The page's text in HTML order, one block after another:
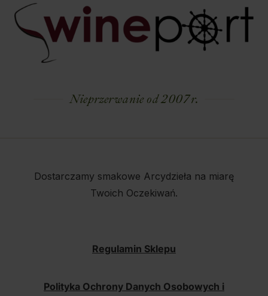
Nieprzerwanie od 2007 r.
Dostarczamy smakowe Arcydzieła na miarę
Twoich Oczekiwań.
Regulamin Sklepu
Polityka Ochrony Danych Osobowych i